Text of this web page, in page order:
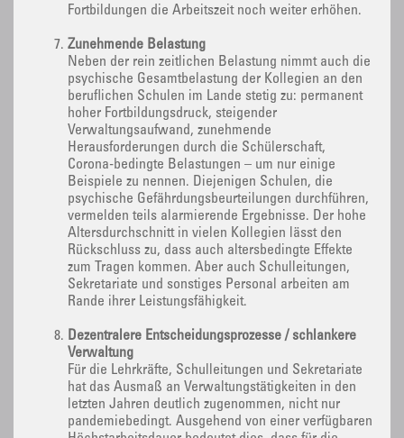
Fortbildungen die Arbeitszeit noch weiter erhöhen.
Zunehmende Belastung
Neben der rein zeitlichen Belastung nimmt auch die
psychische Gesamtbelastung der Kollegien an den
beruflichen Schulen im Lande stetig zu: permanent
hoher Fortbildungsdruck, steigender
Verwaltungsaufwand, zunehmende
Herausforderungen durch die Schülerschaft,
Corona-bedingte Belastungen – um nur einige
Beispiele zu nennen. Diejenigen Schulen, die
psychische Gefährdungsbeurteilungen durchführen,
vermelden teils alarmierende Ergebnisse. Der hohe
Altersdurchschnitt in vielen Kollegien lässt den
Rückschluss zu, dass auch altersbedingte Effekte
zum Tragen kommen. Aber auch Schulleitungen,
Sekretariate und sonstiges Personal arbeiten am
Rande ihrer Leistungsfähigkeit.
Dezentralere Entscheidungsprozesse / schlankere
Verwaltung
Für die Lehrkräfte, Schulleitungen und Sekretariate
hat das Ausmaß an Verwaltungstätigkeiten in den
letzten Jahren deutlich zugenommen, nicht nur
pandemiebedingt. Ausgehend von einer verfügbaren